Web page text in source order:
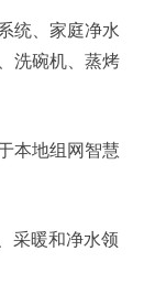
统、家庭净水
洗碗机、蒸烤
本地组网智慧
采暖和净水领